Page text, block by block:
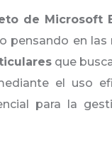
de Microsoft
pensando en las
que
el uso
para la